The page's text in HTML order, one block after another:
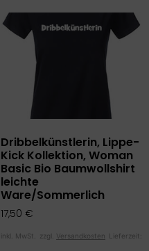
Dribbelkünstlerin, Lippe-
Kick Kollektion, Woman
Basic Bio Baumwollshirt
leichte
Ware/Sommerlich
17,50 €
inkl. MwSt. zzgl. Versandkosten Lieferzeit: